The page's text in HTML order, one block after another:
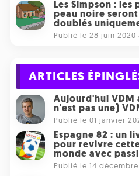
Les Simpson : les
peau noire
doublés
Publié le 28 juin 2020
ARTICLES
Aujourd'hui VDM
n'est pas une)
Publié le 01 janvier
Espagne 82 : un
pour revivre
monde avec
Publié le 14